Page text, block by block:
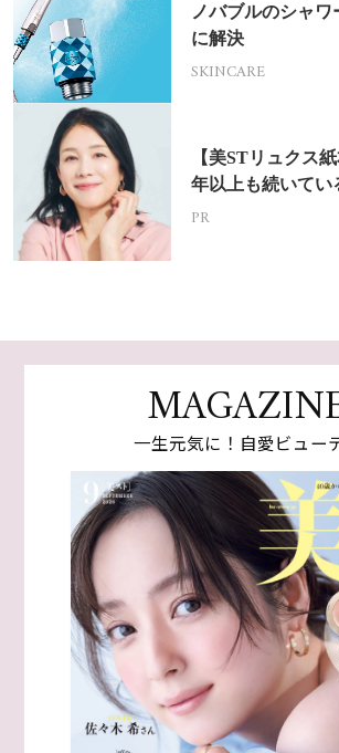
ノバブルのシャ
に解決
SKINCARE
【美STリュクス
年以上も続いてい
PR
一生元気に！自愛ビュー